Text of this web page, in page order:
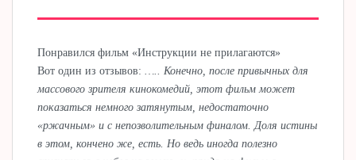
Понравился фильм «Инструкции не прилагаются»
Вот один из отзывов:
….. Конечно, после привычных для
массового зрителя кинокомедий, этот фильм может
показаться немного затянутым, недостаточно
«ржачным» и с непозволительным финалом. Доля истины
в этом, кончено же, есть. Но ведь иногда полезно